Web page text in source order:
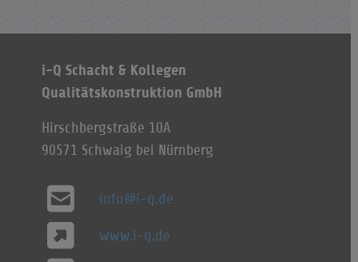
i-Q Schacht & Kollegen
Qualitätskonstruktion GmbH
Hirschbergstraße 10A
90571 Schwaig bei Nürnberg
info@i-q.de
www.i-q.de